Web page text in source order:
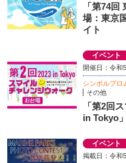
「第74
場：東京
イト
イベント
開催日：令和
シンボルプロ
その他
「第2回
in Tokyo
イベント
掲載日：令和